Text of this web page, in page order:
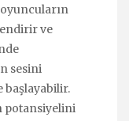
oyuncuların
ve
sesini
başlayabilir.
potansiyelini